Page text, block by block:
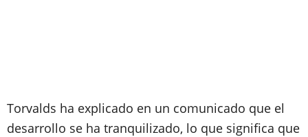
Torvalds ha explicado en un comunicado que el
desarrollo se ha tranquilizado, lo que significa que